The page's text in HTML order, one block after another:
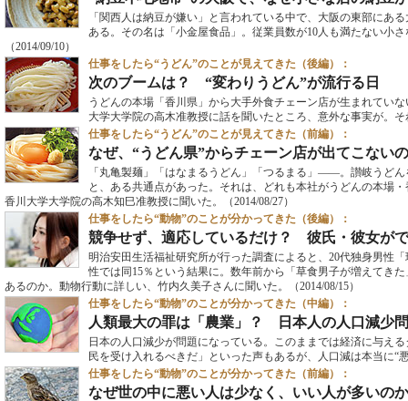
「関西人は納豆が嫌い」と言われている中で、大阪の東部にあ
ある。その名は「小金屋食品」。従業員数が10人も満たない小
（2014/09/10）
仕事をしたら“うどん”のことが見えてきた（後編）：
次のブームは？ “変わりうどん”が流行る日
うどんの本場「香川県」から大手外食チェーン店が生まれてい
大学大学院の高木准教授に話を聞いたところ、意外な事実が。
仕事をしたら“うどん”のことが見えてきた（前編）：
なぜ、“うどん県”からチェーン店が出てこない
「丸亀製麺」「はなまるうどん」「つるまる」――。讃岐うど
と、ある共通点があった。それは、どれも本社がうどんの本場
香川大学大学院の高木知巳准教授に聞いた。
（2014/08/27）
仕事をしたら“動物”のことが分かってきた（後編）：
競争せず、適応しているだけ？ 彼氏・彼女が
明治安田生活福祉研究所が行った調査によると、20代独身男性
性では同15％という結果に。数年前から「草食男子が増えてき
あるのか。動物行動に詳しい、竹内久美子さんに聞いた。
（2014/08/15）
仕事をしたら“動物”のことが分かってきた（中編）：
人類最大の罪は「農業」？ 日本人の人口減少
日本の人口減少が問題になっている。このままでは経済に与え
民を受け入れるべきだ」といった声もあるが、人口減は本当に“
仕事をしたら“動物”のことが分かってきた（前編）：
なぜ世の中に悪い人は少なく、いい人が多いのか